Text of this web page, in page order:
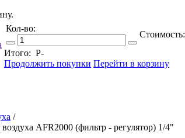
Кол-во:
Стоимость:
Итого: Р-
Продолжить покупки Перейти в корзину
/
AFR2000 (фильтр - регулятор) 1/4"